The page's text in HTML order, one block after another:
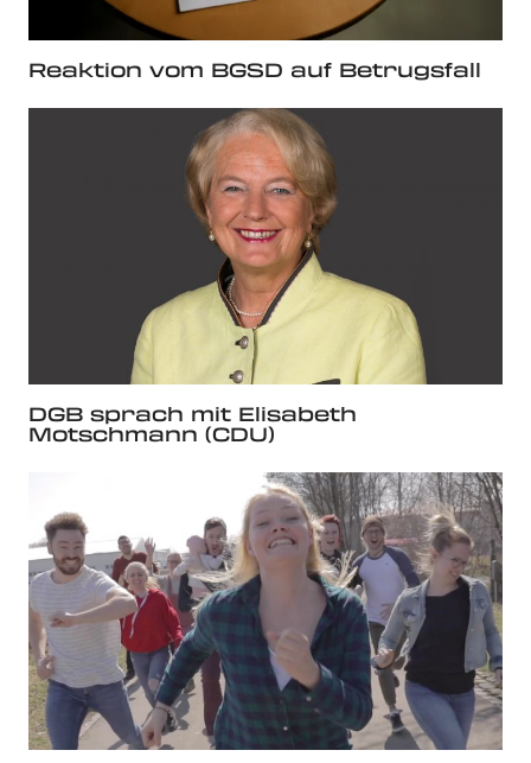
Reaktion vom BGSD auf Betrugsfall
DGB sprach mit Elisabeth
Motschmann (CDU)